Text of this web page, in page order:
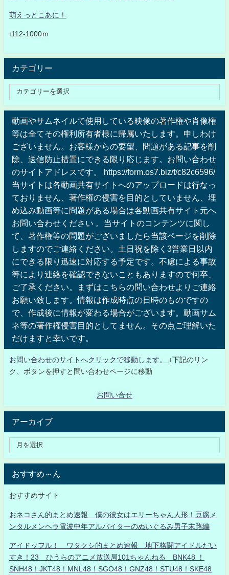
萌えっとこあに！
t112-1000ｍ
カテゴリー
動画やサムネイルで使用している映像の著作権や肖像権
等は全てその権利所有者様に帰属いたします。申しわけ
ございません。お客様からの要望、問題がある記事を削
除、送信防止措置にできる限り応じます。お問い合わせ
のサイトアドレスです。 https://form.os7.biz/f/c82c6596/
当サイトは各動画共有サイトへのアップロードは行なっ
ておりません、著作権の侵害を目的としていません、埋
め込み動画等に問題がある場合は各動画共有サイト元へ
お問い合わせください 。当サイトのコンテンツに関し
て、著作権等の問題がございましたら当該ページを削除
しますのでご連絡ください。土日祝を除く3営業日以内
にできる限り迅速に対応する予定です。不慮による事故
等により連絡を確認できないこともありますので何卒、
ご了承ください。まずはこちらの問い合わせよりご連絡
お願い致します。情報は作成時点の日時のものですの
で、作成後に情報が変わる場合がございます。動画サム
ネ等の著作権侵害目的としてません。その点ご理解いた
だけますと幸いです。
お問い合わせのサイトへクリックで移動します。
↓下記のリン
ク、ボタンを押すと問い合わせページに移動
お問い合せ
アーカイブ
おすすめ～ん
おすすめサイト
おネコさん的まとめ速報 僕の彼女はエリーちゃん人形！豆腐メ
ンタルメンヘラ電波中年アルバイターのぬいぐるみ男子末路編
アイドッフル！ ワタクシ的まとめ速報 地下格闘アイドルだい
すき！23 ひうらのアニメ放送局101ちゃんねる BNK48 ！
SNH48！JKT48！MNL48！SGO48！GNZ48！STU48！SKE48